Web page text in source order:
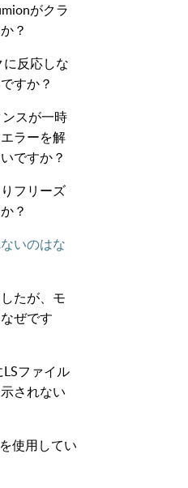
がクラ
？
反応しな
すか？
ンスが一時
ラーを解
ですか？
フリーズ
？
いのはな
たが、モ
ぜです
ファイル
されない
使用してい